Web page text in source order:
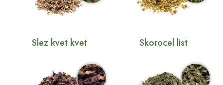
Slez kvet kvet Skorocel list